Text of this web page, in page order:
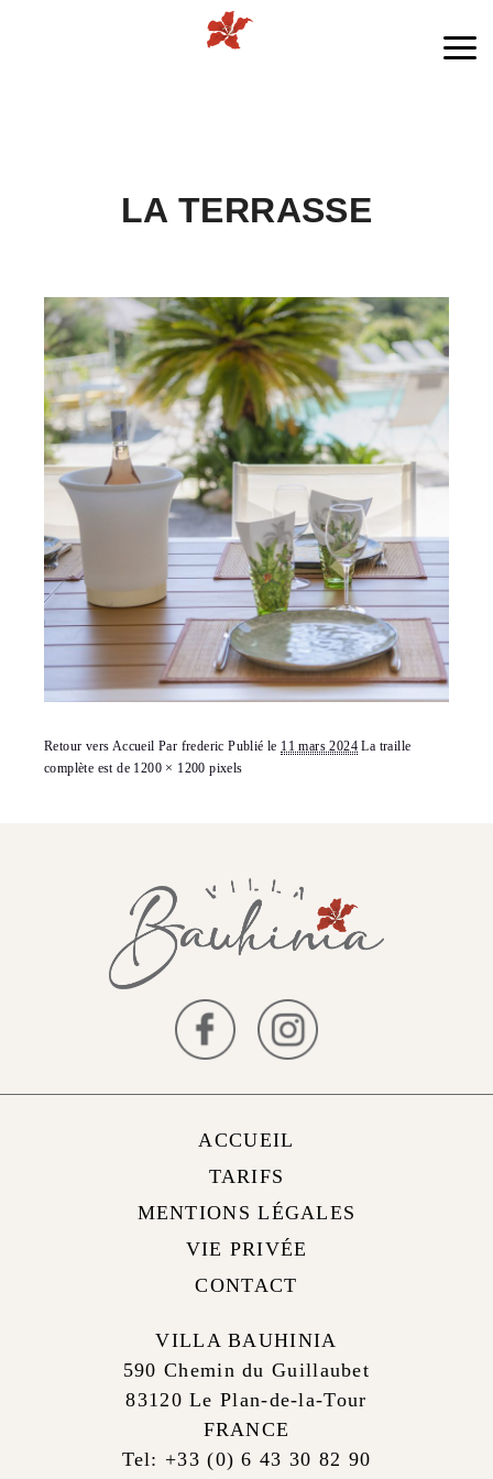
LA TERRASSE
Retour vers Accueil Par frederic Publié le 11 mars 2024 La traille
complète est de 1200 × 1200 pixels
ACCUEIL
TARIFS
MENTIONS LÉGALES
VIE PRIVÉE
CONTACT
VILLA BAUHINIA
590 Chemin du Guillaubet
83120 Le Plan-de-la-Tour
FRANCE
Tel: +33 (0) 6 43 30 82 90